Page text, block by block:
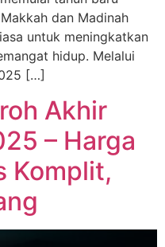
dan Madinah
untuk meningkatkan
hidup. Melalui
[…]
Akhir
– Harga
Komplit,